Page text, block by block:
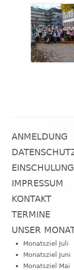
Haupt-
ANMELDUNG
EINSCHULUNG
IMPRESSUM
KONTAKT
TERMINE
UNSER
Monatsziel Juli
Monatsziel Juni
Monatsziel Mai